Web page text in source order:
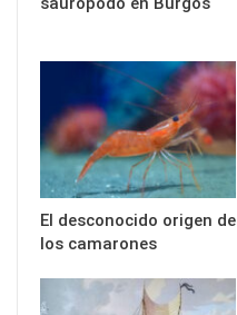
El desconocido origen de
los camarones